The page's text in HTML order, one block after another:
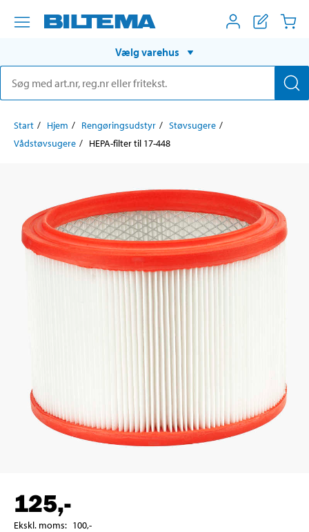
Vælg varehus
Start Hjem Rengøringsudstyr
Støvsugere
Vådstøvsugere
HEPA-filter til 17-448
125,-
Ekskl. moms: 100,-